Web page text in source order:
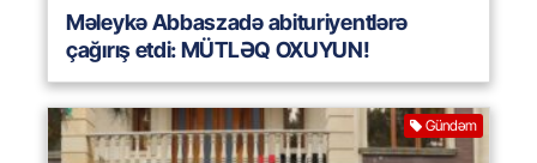
Məleykə Abbaszadə abituriyentlərə
çağırış etdi: MÜTLƏQ OXUYUN!
Gündəm